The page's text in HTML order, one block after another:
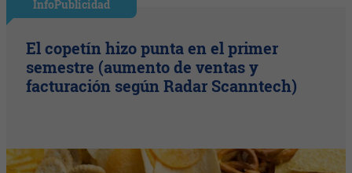
InfoPublicidad
El copetín hizo punta en el primer
semestre (aumento de ventas y
facturación según Radar Scanntech)